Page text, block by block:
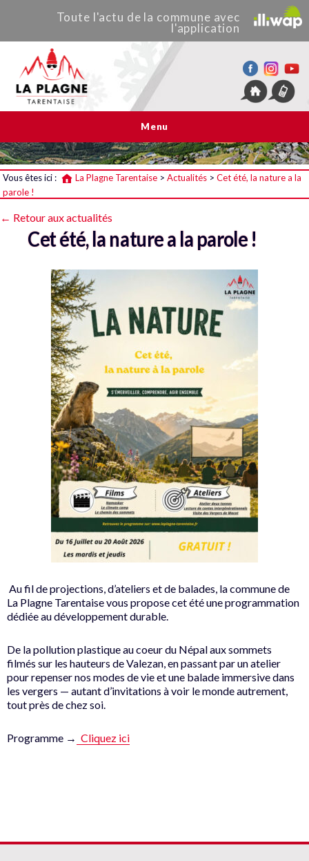
La Plagne Tarentaise
Toute l'actu de la commune avec
l'application
Menu
Vous êtes ici : La Plagne Tarentaise > Actualités > Cet été, la nature a la
parole !
← Retour aux actualités
Cet été, la nature a la parole !
Au fil de projections, d’ateliers et de balades, la commune de
La Plagne Tarentaise vous propose cet été une programmation
dédiée au développement durable.
De la pollution plastique au coeur du Népal aux sommets
filmés sur les hauteurs de Valezan, en passant par un atelier
pour repenser nos modes de vie et une balade immersive dans
les vergers — autant d’invitations à voir le monde autrement,
tout près de chez soi.
Programme → Cliquez ici